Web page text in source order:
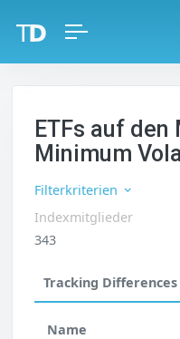
ETFs auf den
Minimum
Filterkriterien
Indexmitglieder
343
Tracking Differences
Name